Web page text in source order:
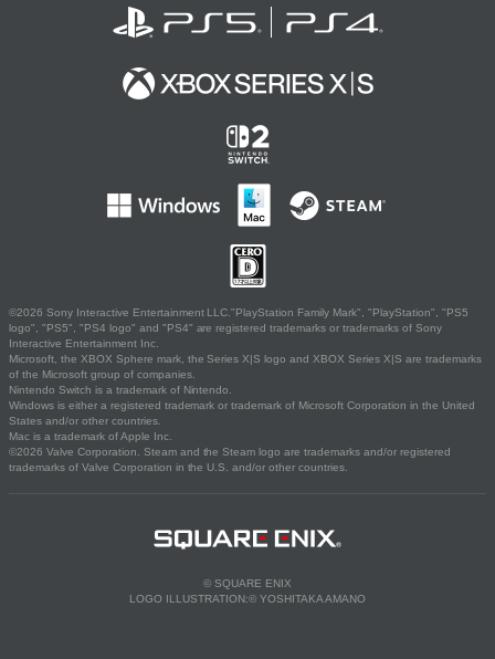
©2026 Sony Interactive Entertainment LLC."PlayStation Family Mark", "PlayStation", "PS5
logo", "PS5", "PS4 logo" and "PS4" are registered trademarks or trademarks of Sony
Interactive Entertainment Inc.
Microsoft, the XBOX Sphere mark, the Series X|S logo and XBOX Series X|S are trademarks
of the Microsoft group of companies.
Nintendo Switch is a trademark of Nintendo.
Windows is either a registered trademark or trademark of Microsoft Corporation in the United
States and/or other countries.
Mac is a trademark of Apple Inc.
©2026 Valve Corporation. Steam and the Steam logo are trademarks and/or registered
trademarks of Valve Corporation in the U.S. and/or other countries.
© SQUARE ENIX
LOGO ILLUSTRATION:© YOSHITAKA AMANO